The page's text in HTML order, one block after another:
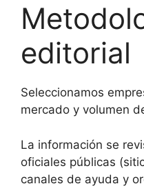
editorial
Seleccionamos
mercado y volumen
La información se
oficiales públicas
canales de ayuda y